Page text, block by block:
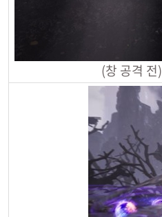
(창 공격 전)